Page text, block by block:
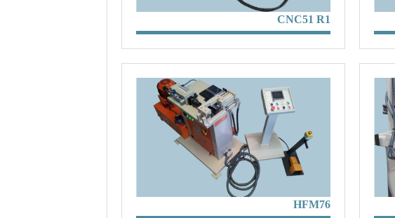
CNC51 R1
HFM76